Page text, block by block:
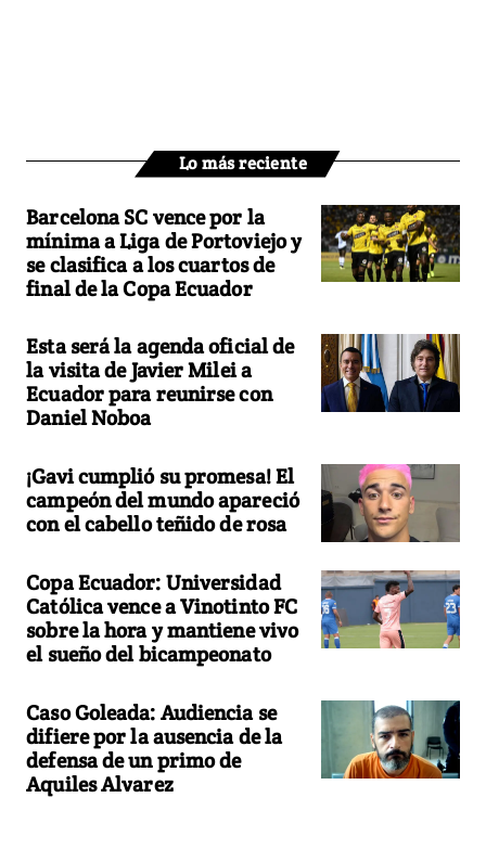
Lo más reciente
Barcelona SC vence por la
mínima a Liga de Portoviejo y
se clasifica a los cuartos de
final de la Copa Ecuador
Esta será la agenda oficial de
la visita de Javier Milei a
Ecuador para reunirse con
Daniel Noboa
¡Gavi cumplió su promesa! El
campeón del mundo apareció
con el cabello teñido de rosa
Copa Ecuador: Universidad
Católica vence a Vinotinto FC
sobre la hora y mantiene vivo
el sueño del bicampeonato
Caso Goleada: Audiencia se
difiere por la ausencia de la
defensa de un primo de
Aquiles Alvarez